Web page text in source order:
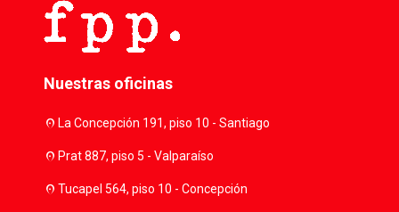
Nuestras oficinas
location_onLa Concepción 191, piso 10 - Santiago
location_onPrat 887, piso 5 - Valparaíso
location_onTucapel 564, piso 10 - Concepción